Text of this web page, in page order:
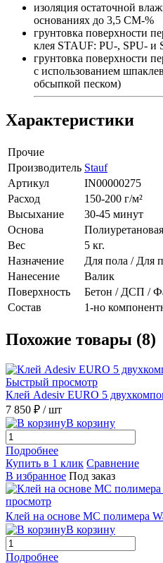
изоляция остаточной
основаниях до 3,5 СМ-%
грунтовка поверхности
клея STAUF: PU-, SPU- и
грунтовка поверхности
с использованием
обсыпкой песком)
Характеристики
Прочие
Производитель Stauf
Артикул
IN00000275
Расход
150-200 г/м²
Высыхание
30-45 минут
Основа
Полиуретановая
Вес
5 кг.
Назначение
Для пола / Для
Нанесение
Валик
Поверхность
Бетон / ДСП /
Состав
1-но
Похожие товары (8)
Быстрый просмотр
Клей Adesiv EURO 5
7 850 ₽ / шт
В корзину
Подробнее
Купить в 1 клик Сравнение
В избранное Под заказ
просмотр
Клей на основе МС полимера
В корзину
Подробнее